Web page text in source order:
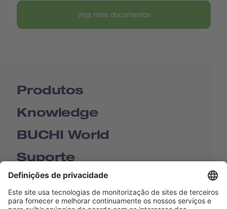
Veja mais documentos
Produtos
Knowledge
BUCHI World
Suporte
Shop
Contact us